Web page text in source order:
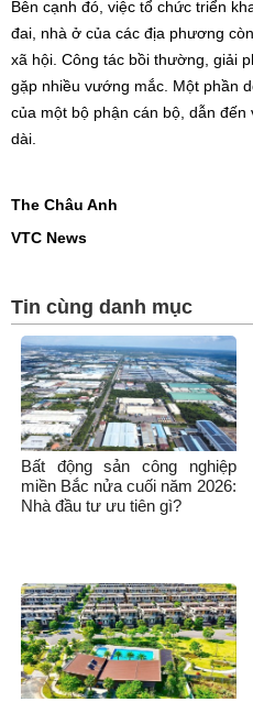
Bên cạnh đó, việc tổ chức triển
đai, nhà ở của các địa phương
xã hội. Công tác bồi thường, giải
gặp nhiều vướng mắc. Một phần
của một bộ phận cán bộ, dẫn đến
dài.
The Châu Anh
VTC News
Tin cùng danh mục
Bất động sản công nghiệp
miền Bắc nửa cuối năm 2026:
Nhà đầu tư ưu tiên gì?